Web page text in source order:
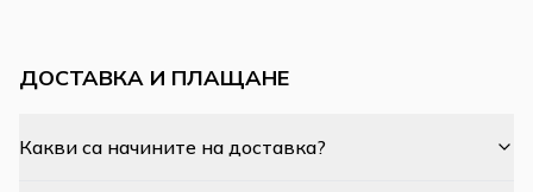
ДОСТАВКА И ПЛАЩАНЕ
Какви са начините на доставка?